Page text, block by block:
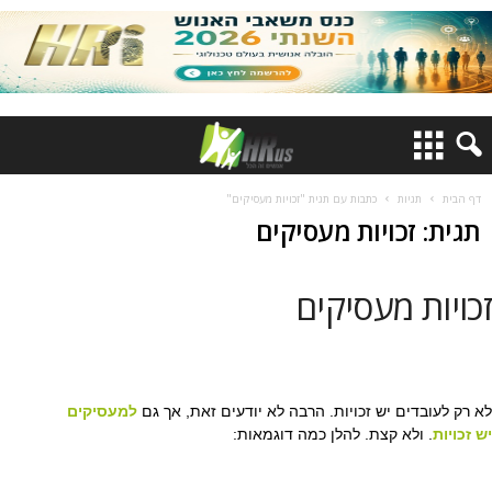
דף הבית תגיות כתבות עם תגית "זכויות מעסיקים"
תגית: זכויות מעסיקים
זכויות מעסיקים
לא רק לעובדים יש זכויות. הרבה לא יודעים זאת, אך גם למעסיקים
יש זכויות . ולא קצת. להלן כמה דוגמאות: